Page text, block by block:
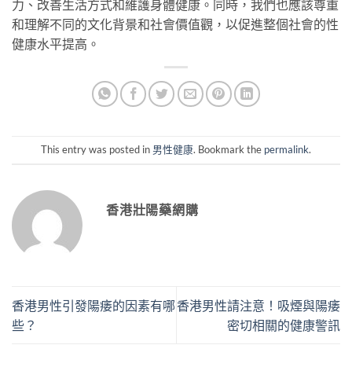
力、改善生活方式和維護身體健康。同時，我們也應該尊重
和理解不同的文化背景和社會價值觀，以促進整個社會的性
健康水平提高。
This entry was posted in 男性健康. Bookmark the permalink.
香港壯陽藥網購
香港男性引發陽痿的因素有哪
些？
香港男性請注意！吸煙與陽痿
密切相關的健康警訊